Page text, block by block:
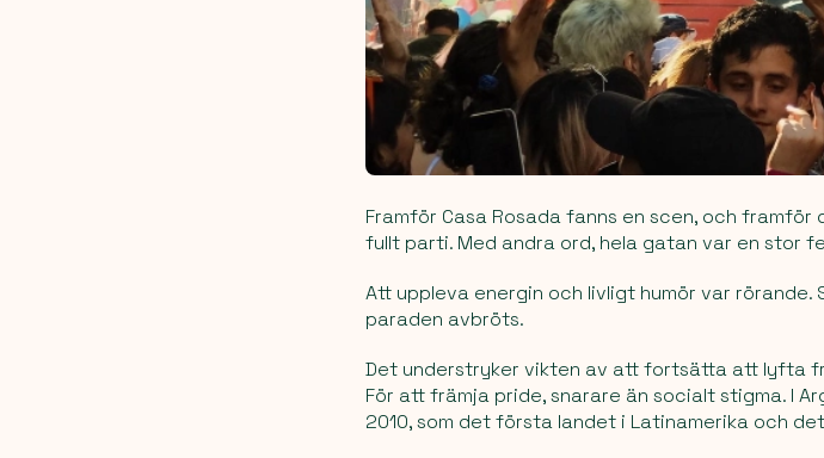
Framför Casa Rosada fanns en scen, och
fullt parti. Med andra ord, hela gatan var en stor
Att uppleva energin och livligt humör var rörande.
paraden avbröts.
Det understryker vikten av att fortsätta att lyfta
För att främja pride, snarare än socialt stigma. I
2010, som det första landet i Latinamerika och